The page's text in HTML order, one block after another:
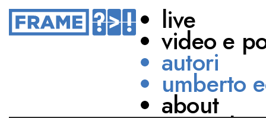
live
video e
autori
umberto
about
Cesare Biondolillo